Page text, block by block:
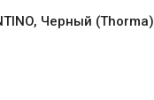
Черный (Thorma)